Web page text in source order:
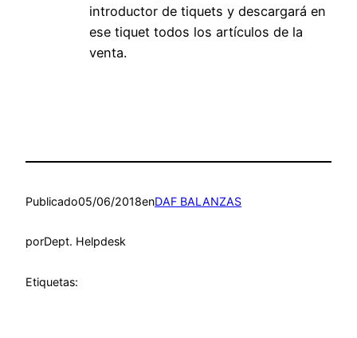
introductor de tiquets y descargará en
ese tiquet todos los artículos de la
venta.
Publicado05/06/2018enDAF BALANZAS
porDept. Helpdesk
Etiquetas: